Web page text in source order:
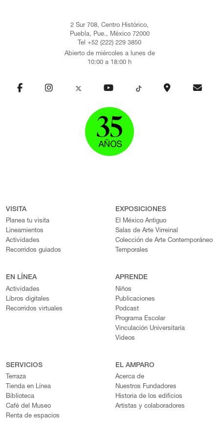
2 Sur 708, Centro Histórico,
Puebla, Pue., México 72000
Tel +52 (222) 229 3850
Abierto de miércoles a lunes de
10:00 a 18:00 h
VISITA
Planea tu visita
Lineamientos
Actividades
Recorridos guiados
EXPOSICIONES
El México Antiguo
Salas de Arte Virreinal
Colección de Arte Contemporáneo
Temporales
EN LÍNEA
Actividades
Libros digitales
Recorridos virtuales
APRENDE
Niños
Publicaciones
Podcast
Programa Escolar
Vinculación Universitaria
Videos
SERVICIOS
Terraza
Tienda en Línea
Biblioteca
Café del Museo
Renta de espacios
EL AMPARO
Acerca de
Nuestros Fundadores
Historia de los edificios
Artistas y colaboradores